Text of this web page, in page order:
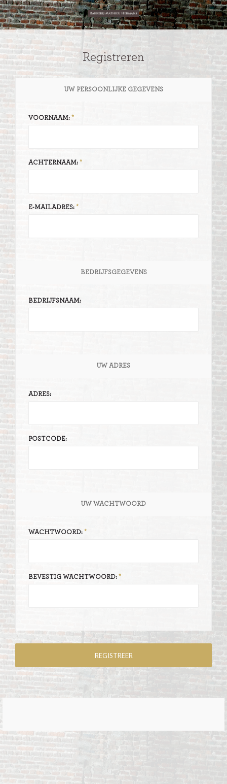
Registreren
UW PERSOONLIJKE GEGEVENS
VOORNAAM:
ACHTERNAAM:
E-MAILADRES:
BEDRIJFSGEGEVENS
BEDRIJFSNAAM:
UW ADRES
ADRES:
POSTCODE:
UW WACHTWOORD
WACHTWOORD:
BEVESTIG WACHTWOORD: